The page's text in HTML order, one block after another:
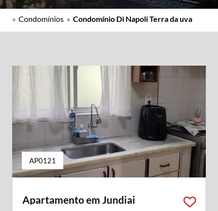
» Condomínios » Condomínio Di Napoli Terra da uva
AP0121
Apartamento em Jundiai